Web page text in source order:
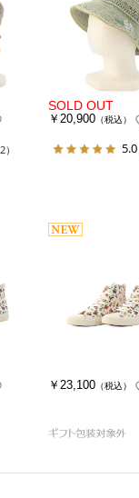
）
￥20,900 （税込）
5.0
￥23,100 （税込）